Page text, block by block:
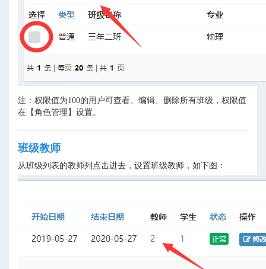
注：权限值为100的用户可查看、编辑、删除所有班级，权限值
在【角色管理】设置。
班级教师
从班级列表的教师列点击进去，设置班级教师，如下图：